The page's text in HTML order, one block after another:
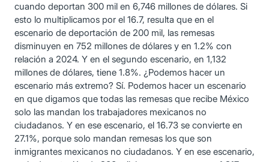
cuando deportan 300 mil en 6,746 millones de dólares. Si
esto lo multiplicamos por el 16.7, resulta que en el
escenario de deportación de 200 mil, las remesas
disminuyen en 752 millones de dólares y en 1.2% con
relación a 2024. Y en el segundo escenario, en 1,132
millones de dólares, tiene 1.8%. ¿Podemos hacer un
escenario más extremo? Sí. Podemos hacer un escenario
en que digamos que todas las remesas que recibe México
solo las mandan los trabajadores mexicanos no
ciudadanos. Y en ese escenario, el 16.73 se convierte en
27.1%, porque solo mandan remesas los que son
inmigrantes mexicanos no ciudadanos. Y en ese escenario,